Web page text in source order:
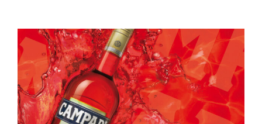
Ingrandisci
immagine